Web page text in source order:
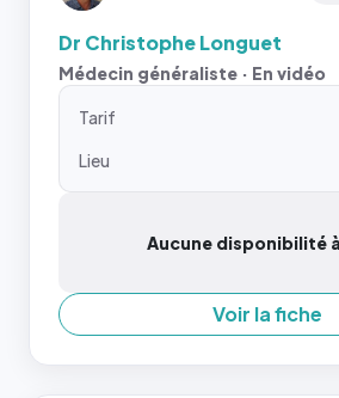
Dr Christophe Longuet
Médecin généraliste · En vidéo
Tarif
Lieu
Aucune disponibilité
Voir la fiche